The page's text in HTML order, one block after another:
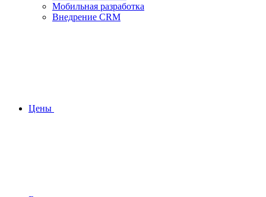
Мобильная разработка
Внедрение CRM
Цены